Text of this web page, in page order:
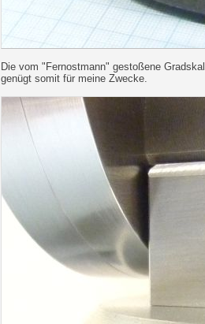
Die vom "Fernostmann" gestoßene
genügt somit für meine Zwecke.